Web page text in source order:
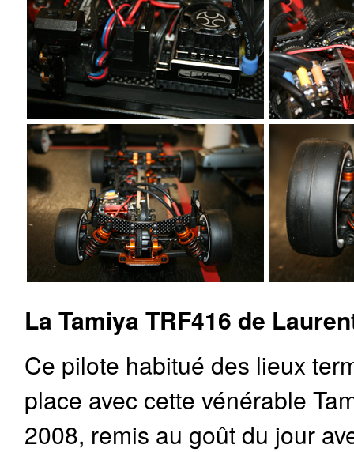
La Tamiya TRF416 de
Ce pilote habitué des lieux
place avec cette vénérable
2008, remis au goût du jour